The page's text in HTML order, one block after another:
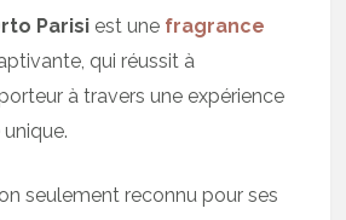
Parisi est une fragrance
qui réussit à
à travers une expérience
seulement reconnu pour ses